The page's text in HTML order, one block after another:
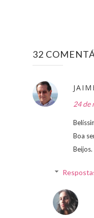
32
24 de
Boa
Beijos.